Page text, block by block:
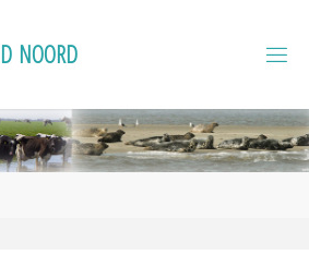
D NOORD